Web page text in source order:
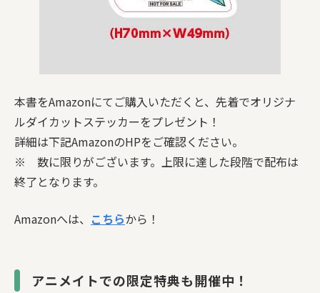
本書をAmazonにてご購入いただくと、先着でオリジナ
ルダイカットステッカーをプレゼント！
詳細は下記AmazonのHPをご確認ください。
※ 数に限りがございます。上限に達した段階で配布は
終了となります。
Amazonへは、 こちらから！
アニメイトでの限定特典も開催中！